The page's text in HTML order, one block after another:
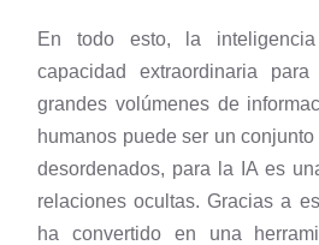
En todo esto, la
capacidad extraordinaria
grandes volúmenes de
humanos puede ser un
desordenados, para la IA es
relaciones ocultas. Gracias a
ha convertido en una